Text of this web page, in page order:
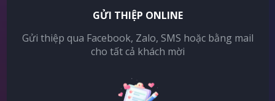
GỬI THIỆP ONLINE
Gửi thiệp qua Facebook, Zalo, SMS hoặc bằng mail
cho tất cả khách mời